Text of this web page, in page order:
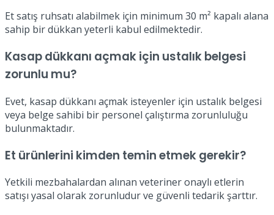
Et satış ruhsatı alabilmek için minimum 30 m² kapalı alana
sahip bir dükkan yeterli kabul edilmektedir.
Kasap dükkanı açmak için ustalık belgesi
zorunlu mu?
Evet, kasap dükkanı açmak isteyenler için ustalık belgesi
veya belge sahibi bir personel çalıştırma zorunluluğu
bulunmaktadır.
Et ürünlerini kimden temin etmek gerekir?
Yetkili mezbahalardan alınan veteriner onaylı etlerin
satışı yasal olarak zorunludur ve güvenli tedarik şarttır.